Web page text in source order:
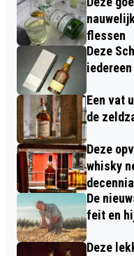
flessen
Deze
Een vat
de
Deze
whisky
De
feit en
Deze